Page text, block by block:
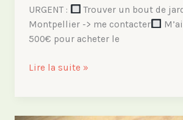
URGENT :
Trouver un bout de
Montpellier -> me contacter
500€ pour acheter le
Où
Lire la suite »